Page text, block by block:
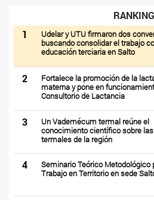
RANKING
1
Udelar y UTU firmaron dos
buscando consolidar el trabajo
educación terciaria en Salto
2
Fortalece la promoción de la
materna y pone en
Consultorio de Lactancia
3
Un Vademécum termal reúne el
conocimiento científico sobre
termales de la región
4
Seminario Teórico Metodológico
Trabajo en Territorio en sede